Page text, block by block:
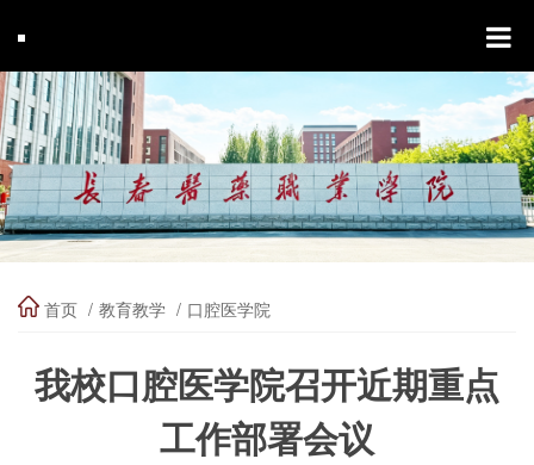
首页 教育教学 口腔医学院
我校口腔医学院召开近期重点
工作部署会议